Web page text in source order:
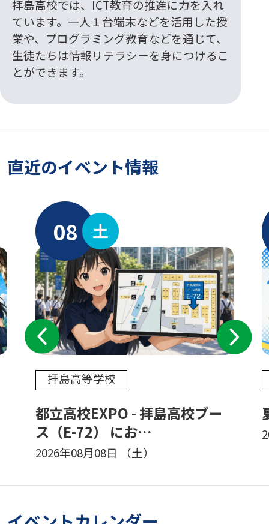
拝島高校では、ICT教育の推進に力を入れ
ています。一人１台端末などを活用した授
業や、プログラミング教育などを通じて、
生徒たちは情報リテラシーを身につけるこ
とができます。
直近のイベント情報
Previous
08 土
拝島高等学校
都立高校EXPO - 拝島高校ブー
ス（E-72） にお…
2026年08月08日 （土）
Next